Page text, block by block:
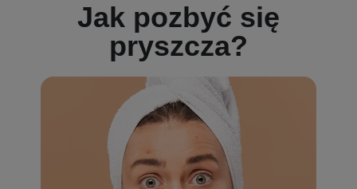
Jak pozbyć się
pryszcza?